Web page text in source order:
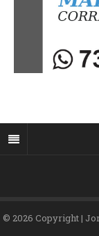
© 2026 Copyright |